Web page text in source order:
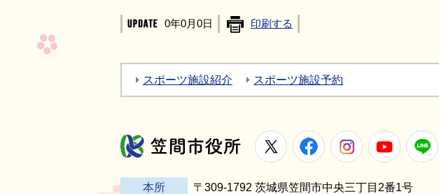
0年0月0日 印刷する
スポーツ施設紹介 スポーツ施設予約
笠間市役所
X FacebookInstagramYoutube
本所 〒309-1792 茨城県笠間市中央三丁目2番1号